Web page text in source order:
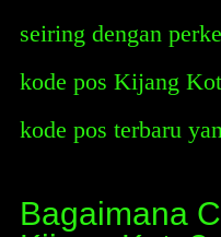
seiring dengan
kode pos Kijang
kode pos terbaru
Bagaimana